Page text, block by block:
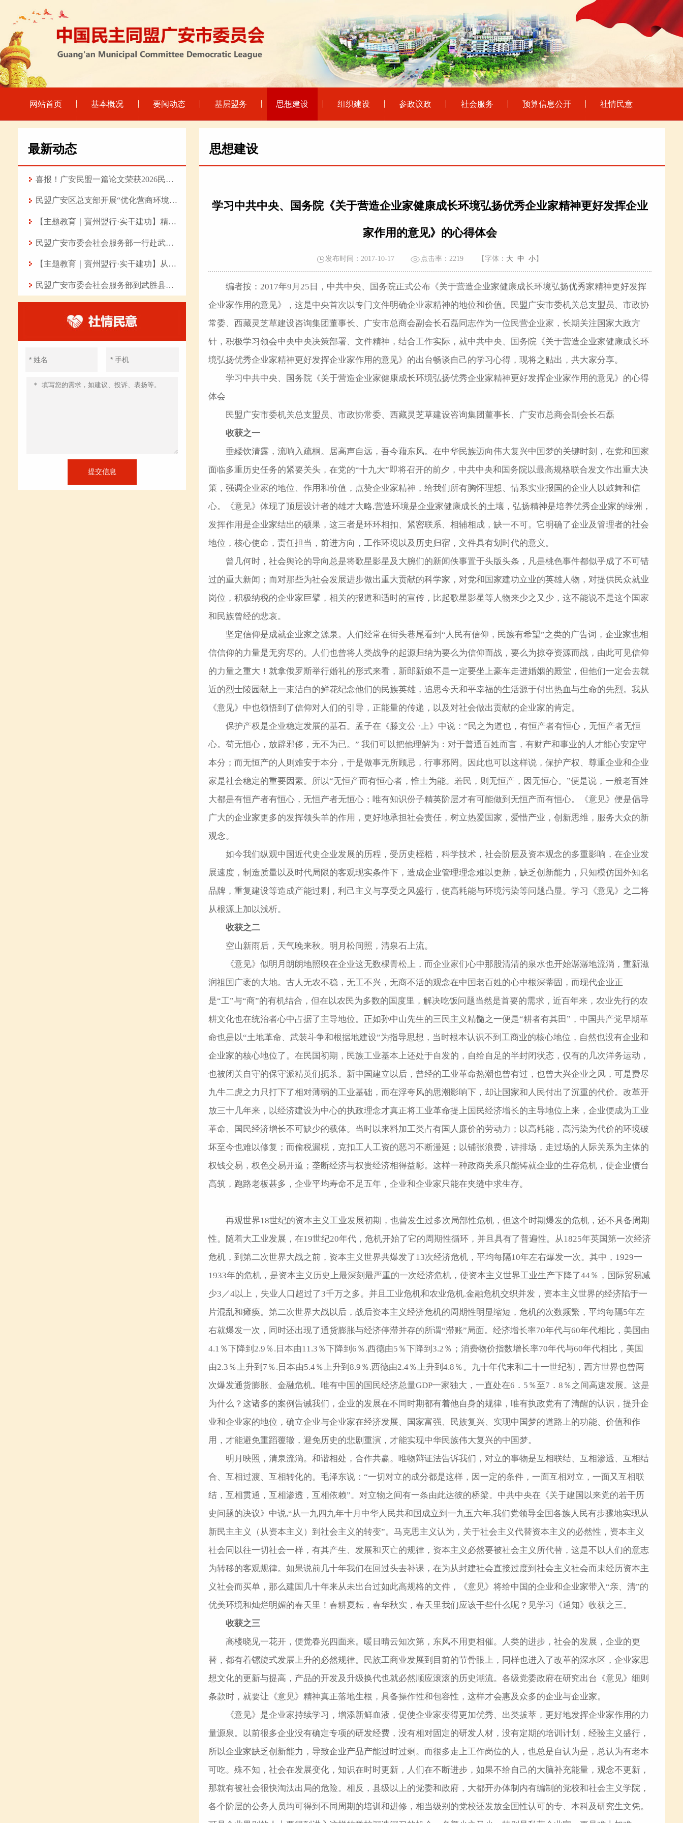
网站首页 基本概况 要闻动态 基层盟务 思想建设 组织建设 参政议政 社会服务 预算信息公开 社情民意
最新动态
喜报！广安民盟一篇论文荣获2026民盟科技 论坛优秀论文
民盟广安区总支部开展“优化营商环境赋能产业强基 推动高质量发展”专题调研
【主题教育｜賨州盟行·实干建功】精研医术守初心 履职担当践使命——记民盟盟员、武胜县中医医院普外科主治医师陈旭
民盟广安市委会社会服务部一行赴武胜县开展“八一”慰问活动
【主题教育｜賨州盟行·实干建功】从七点四十分的坚守到曲艺课堂的传承——记民盟盟员、岳池县东湖幼儿园教师张丽华
民盟广安市委会社会服务部到武胜县开展爱心助学活动
思想建设
学习中共中央、国务院《关于营造企业家健康成长环境弘扬优秀企业家精神更好发挥企业
家作用的意见》的心得体会
发布时间：2017-10-17 点击率： 2219 【字体： 大 中 小】
编者按：2017年9月25日，中共中央、国务院正式公布《关于营造企业家健康成长环境弘扬优秀家精神更好发挥
企业家作用的意见》，这是中央首次以专门文件明确企业家精神的地位和价值。民盟广安市委机关总支盟员、市政协
常委、西藏灵芝草建设咨询集团董事长、广安市总商会副会长石磊同志作为一位民营企业家，长期关注国家大政方
针，积极学习领会中央中央决策部署、文件精神，结合工作实际，就中共中央、国务院《关于营造企业家健康成长环
境弘扬优秀企业家精神更好发挥企业家作用的意见》的出台畅谈自己的学习心得，现将之贴出，共大家分享。
学习中共中央、国务院《关于营造企业家健康成长环境弘扬优秀企业家精神更好发挥企业家作用的意见》的心得
体会
民盟广安市委机关总支盟员、市政协常委、西藏灵芝草建设咨询集团董事长、广安市总商会副会长石磊
收获之一
垂緌饮清露，流响入疏桐。居高声自远，吾今藉东风。在中华民族迈向伟大复兴中国梦的关键时刻，在党和国家
面临多重历史任务的紧要关头，在党的“十九大”即将召开的前夕，中共中央和国务院以最高规格联合发文作出重大决
策，强调企业家的地位、作用和价值，点赞企业家精神，给我们所有胸怀理想、情系实业报国的企业人以鼓舞和信
心。《意见》体现了顶层设计者的雄才大略,营造环境是企业家健康成长的土壤，弘扬精神是培养优秀企业家的绿洲，
发挥作用是企业家结出的硕果，这三者是环环相扣、紧密联系、相辅相成，缺一不可。它明确了企业及管理者的社会
地位，核心使命，责任担当，前进方向，工作环境以及历史归宿，文件具有划时代的意义。
曾几何时，社会舆论的导向总是将歌星影星及大腕们的新闻佚事置于头版头条，凡是桃色事件都似乎成了不可错
过的重大新闻；而对那些为社会发展进步做出重大贡献的科学家，对党和国家建功立业的英雄人物，对提供民众就业
岗位，积极纳税的企业家巨擘，相关的报道和适时的宣传，比起歌星影星等人物来少之又少，这不能说不是这个国家
和民族曾经的悲哀。
坚定信仰是成就企业家之源泉。人们经常在街头巷尾看到“人民有信仰，民族有希望”之类的广告词，企业家也相
信信仰的力量是无穷尽的。人们也曾将人类战争的起源归纳为要么为信仰而战，要么为掠夺资源而战，由此可见信仰
的力量之重大！就拿俄罗斯举行婚礼的形式来看，新郎新娘不是一定要坐上豪车走进婚姻的殿堂，但他们一定会去就
近的烈士陵园献上一束洁白的鲜花纪念他们的民族英雄，追思今天和平幸福的生活源于付出热血与生命的先烈。我从
《意见》中也领悟到了信仰对人们的引导，正能量的传递，以及对社会做出贡献的企业家的肯定。
保护产权是企业稳定发展的基石。孟子在《滕文公 ·上》中说：“民之为道也，有恒产者有恒心，无恒产者无恒
心。苟无恒心，放辟邪侈，无不为已。” 我们可以把他理解为：对于普通百姓而言，有财产和事业的人才能心安定守
本分；而无恒产的人则难安于本分，于是做事无所顾忌，行事邪罔。因此也可以这样说，保护产权、尊重企业和企业
家是社会稳定的重要因素。所以“无恒产而有恒心者，惟士为能。若民，则无恒产，因无恒心。”便是说，一般老百姓
大都是有恒产者有恒心，无恒产者无恒心；唯有知识份子精英阶层才有可能做到无恒产而有恒心。《意见》便是倡导
广大的企业家更多的发挥领头羊的作用，更好地承担社会责任，树立热爱国家，爱惜产业，创新思维，服务大众的新
观念。
如今我们纵观中国近代史企业发展的历程，受历史桎梏，科学技术，社会阶层及资本观念的多重影响，在企业发
展速度，制造质量以及时代局限的客观现实条件下，造成企业管理理念难以更新，缺乏创新能力，只知模仿国外知名
品牌，重复建设等造成产能过剩，利己主义与享受之风盛行，使高耗能与环境污染等问题凸显。学习《意见》之二将
从根源上加以浅析。
收获之二
空山新雨后，天气晚来秋。明月松间照，清泉石上流。
《意见》似明月朗朗地照映在企业这无数棵青松上，而企业家们心中那股清清的泉水也开始潺潺地流淌，重新滋
润祖国广袤的大地。古人无农不稳，无工不兴，无商不活的观念在中国老百姓的心中根深蒂固，而现代企业正
是“工”与“商”的有机结合，但在以农民为多数的国度里，解决吃饭问题当然是首要的需求，近百年来，农业先行的农
耕文化也在统治者心中占据了主导地位。正如孙中山先生的三民主义精髓之一便是“耕者有其田”，中国共产党早期革
命也是以“土地革命、武装斗争和根据地建设”为指导思想，当时根本认识不到工商业的核心地位，自然也没有企业和
企业家的核心地位了。在民国初期，民族工业基本上还处于自发的，自给自足的半封闭状态，仅有的几次洋务运动，
也被闭关自守的保守派精英们扼杀。新中国建立以后，曾经的工业革命热潮也曾有过，也曾大兴企业之风，可是费尽
九牛二虎之力只打下了相对薄弱的工业基础，而在浮夸风的思潮影响下，却让国家和人民付出了沉重的代价。改革开
放三十几年来，以经济建设为中心的执政理念才真正将工业革命提上国民经济增长的主导地位上来，企业便成为工业
革命、国民经济增长不可缺少的载体。当时以来料加工类占有国人廉价的劳动力；以高耗能，高污染为代价的环境破
坏至今也难以修复；而偷税漏税，克扣工人工资的恶习不断漫延；以铺张浪费，讲排场，走过场的人际关系为主体的
权钱交易，权色交易开道；垄断经济与权贵经济相得益彰。这样一种政商关系只能铸就企业的生存危机，使企业债台
高筑，跑路老板甚多，企业平均寿命不足五年，企业和企业家只能在夹缝中求生存。
再观世界18世纪的资本主义工业发展初期，也曾发生过多次局部性危机，但这个时期爆发的危机，还不具备周期
性。随着大工业发展，在19世纪20年代，危机开始了它的周期性循环，并且具有了普遍性。从1825年英国第一次经济
危机，到第二次世界大战之前，资本主义世界共爆发了13次经济危机，平均每隔10年左右爆发一次。其中，1929一
1933年的危机，是资本主义历史上最深刻最严重的一次经济危机，使资本主义世界工业生产下降了44％，国际贸易减
少3／4以上，失业人口超过了3千万之多。并且工业危机和农业危机.金融危机交织并发，资本主义世界的经济陷于一
片混乱和瘫痪。第二次世界大战以后，战后资本主义经济危机的周期性明显缩短，危机的次数频繁，平均每隔5年左
右就爆发一次，同时还出现了通货膨胀与经济停滞并存的所谓“滞账”局面。经济增长率70年代与60年代相比，美国由
4.1％下降到2.9％.日本由11.3％下降到6％.西德由5％下降到3.2％；消费物价指数增长率70年代与60年代相比，美国
由2.3％上升到7％.日本由5.4％上升到8.9％.西德由2.4％上升到4.8％。九十年代末和二十一世纪初，西方世界也曾两
次爆发通货膨胀、金融危机。唯有中国的国民经济总量GDP一家独大，一直处在6．5％至7．8％之间高速发展。这是
为什么？这诸多的案例告诫我们，企业的发展在不同时期都有着他自身的规律，唯有执政党有了清醒的认识，提升企
业和企业家的地位，确立企业与企业家在经济发展、国家富强、民族复兴、实现中国梦的道路上的功能、价值和作
用，才能避免重蹈覆辙，避免历史的悲剧重演，才能实现中华民族伟大复兴的中国梦。
明月映照，清泉流淌。和谐相处，合作共赢。唯物辩证法告诉我们，对立的事物是互相联结、互相渗透、互相结
合、互相过渡、互相转化的。毛泽东说：“一切对立的成分都是这样，因一定的条件，一面互相对立，一面又互相联
结，互相贯通，互相渗透，互相依赖”。对立物之间有一条由此达彼的桥梁。中共中央在《关于建国以来党的若干历
史问题的决议》中说,“从一九四九年十月中华人民共和国成立到一九五六年,我们党领导全国各族人民有步骤地实现从
新民主主义（从资本主义）到社会主义的转变”。马克思主义认为，关于社会主义代替资本主义的必然性，资本主义
社会同以往一切社会一样，有其产生、发展和灭亡的规律，资本主义必然要被社会主义所代替，这是不以人们的意志
为转移的客观规律。如果说前几十年我们在回过头去补课，在为从封建社会直接过度到社会主义社会而未经历资本主
义社会而买单，那么建国几十年来从未出台过如此高规格的文件，《意见》将给中国的企业和企业家带入“亲、清”的
优美环境和灿烂明媚的春天里！春耕夏耘，春华秋实，春天里我们应该干些什么呢？见学习《通知》收获之三。
收获之三
高楼晓见一花开，便觉春光四面来。暖日晴云知次第，东风不用更相催。人类的进步，社会的发展，企业的更
替，都有着镙旋式发展上升的必然规律。民族工商业发展到目前的节骨眼上，同样也进入了改革的深水区，企业家思
想文化的更新与提高，产品的开发及升级换代也就必然顺应滚滚的历史潮流。各级党委政府在研究出台《意见》细则
条款时，就要让《意见》精神真正落地生根，具备操作性和包容性，这样才会惠及众多的企业与企业家。
《意见》是企业家持续学习，增添新鲜血液，促使企业家变得更加优秀、出类拔萃，更好地发挥企业家作用的力
量源泉。以前很多企业没有确定专项的研发经费，没有相对固定的研发人材，没有定期的培训计划，经验主义盛行，
所以企业家缺乏创新能力，导致企业产品产能过时过剩。而很多走上工作岗位的人，也总是自认为是，总认为有老本
可吃。殊不知，社会在发展变化，知识在时时更新，人们在不断进步，如果不给自己的大脑补充能量，观念不更新，
那就有被社会很快淘汰出局的危险。相反，县级以上的党委和政府，大都开办体制内有编制的党校和社会主义学院，
各个阶层的公务人员均可得到不同周期的培训和进修，相当级别的党校还发放全国性认可的专、本科及研究生文凭。